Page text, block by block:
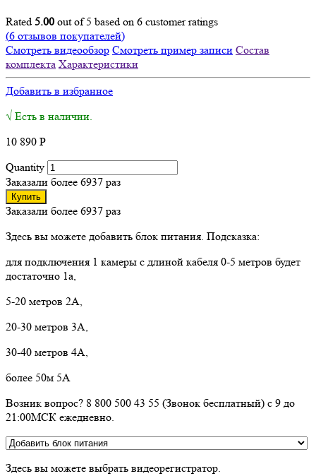
Rated 5.00 out of 5 based on 6 customer ratings
(6 отзывов покупателей)
Смотреть видеообзор Смотреть пример записи Состав
комплекта Характеристики
Добавить в избранное
√ Есть в наличии.
10 890 Р
Quantity
Заказали более 6937 раз
Купить
Заказали более 6937 раз
Здесь вы можете добавить блок питания. Подсказка:
для подключения 1 камеры с длиной кабеля 0-5 метров будет
достаточно 1а,
5-20 метров 2А,
20-30 метров 3А,
30-40 метров 4А,
более 50м 5А
Возник вопрос? 8 800 500 43 55 (Звонок бесплатный) с 9 до
21:00МСК ежедневно.
Здесь вы можете выбрать видеорегистратор.